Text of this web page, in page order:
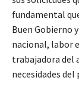
fundamental
Buen Gobierno
nacional, labor
trabajadora del
necesidades del